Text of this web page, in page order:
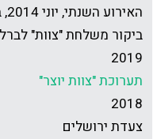
האירוע השנתי, יוני 2014, בלטרון
ביקור משלחת "צוות" לברלין
2019
תערוכת "צוות יוצר"
2018
צעדת ירושלים